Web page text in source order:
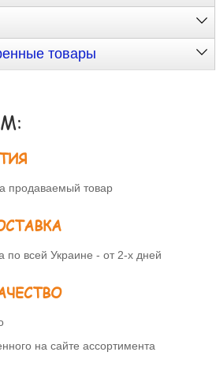
товары
продаваемый товар
по всей Украине - от 2-х дней
на сайте ассортимента